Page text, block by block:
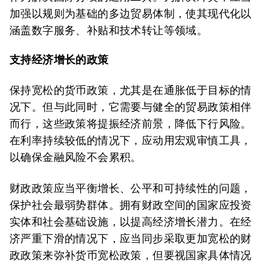
加强以规则为基础的多边贸易体制，使其现代化以
涵盖数字服务、补贴和技术转让等领域。
支持经济增长的政策
保持宽松的货币政策，尤其是在通胀低于目标的情
况下。但与此同时，它需要与健全的贸易政策相伴
而行，这些政策将提振经济前景，降低下行风险。
在利率持续较低的情况下，应动用宏观审慎工具，
以确保金融风险不会累积。
财政政策应当平衡增长、公平和可持续性的问题，
保护社会最弱势群体。拥有财政空间的国家应投资
实体和社会基础设施，以提高经济增长潜力。在经
济严重下滑的情况下，应当同步采取更加宽松的财
政政策来弥补货币宽松政策，但要视国家具体情况